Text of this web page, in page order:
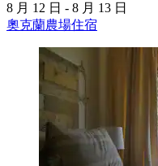
8 月 12 日 - 8 月 13 日
奧克蘭農場住宿